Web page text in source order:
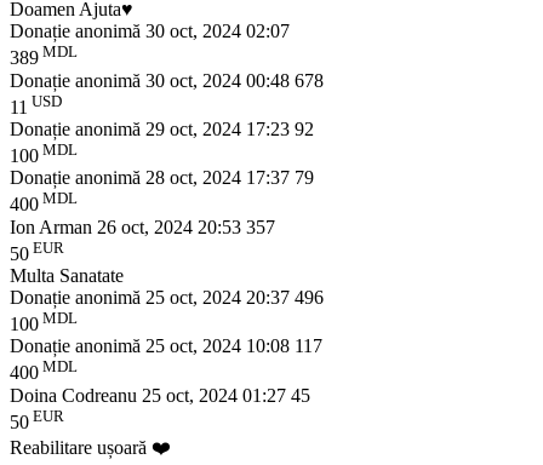
Doamen Ajuta♥️
Donație anonimă 30 oct, 2024 02:07
389 MDL
Donație anonimă 30 oct, 2024 00:48 678
11 USD
Donație anonimă 29 oct, 2024 17:23 92
100 MDL
Donație anonimă 28 oct, 2024 17:37 79
400 MDL
Ion Arman 26 oct, 2024 20:53 357
50 EUR
Multa Sanatate
Donație anonimă 25 oct, 2024 20:37 496
100 MDL
Donație anonimă 25 oct, 2024 10:08 117
400 MDL
Doina Codreanu 25 oct, 2024 01:27 45
50 EUR
Reabilitare ușoară ❤️